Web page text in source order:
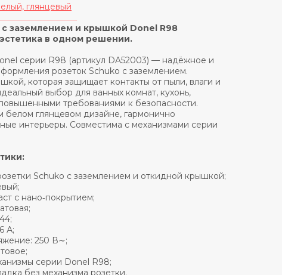
глянцевый
с заземлением и крышкой Donel R98
в одном решении.
серии R98 (артикул DA52003) — надёжное и
розеток Schuko с заземлением.
которая защищает контакты от пыли, влаги и
выбор для ванных комнат, кухонь,
требованиями к безопасности.
белом глянцевом дизайне, гармонично
интерьеры. Совместима с механизмами серии
Schuko с заземлением и откидной крышкой;
с нано‑покрытием;
А;
250 В∼;
серии Donel R98;
без механизма розетки.